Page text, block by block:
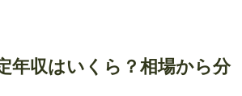
年収はいくら？相場から分